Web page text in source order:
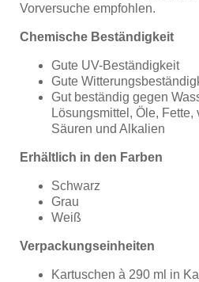
Vorversuche empfohlen.
Chemische Beständigkeit
Gute UV-Beständigkeit
Gute
Gut beständig gegen
Lösungsmittel, Öle,
Säuren und Alkalien
Erhältlich in den Farben
Schwarz
Grau
Weiß
Verpackungseinheiten
Kartuschen à 290 ml in